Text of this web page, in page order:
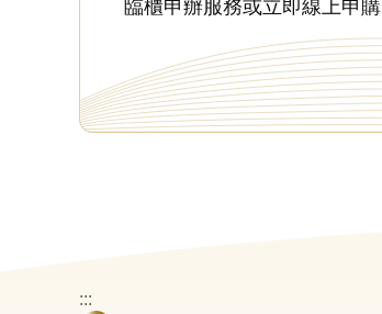
臨櫃申辦服務或立即線上申購
:::